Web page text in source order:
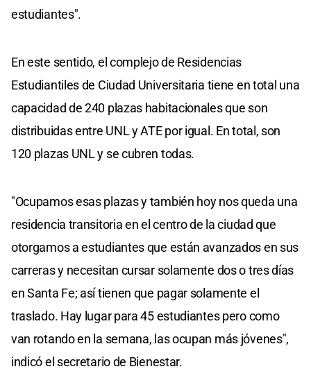
estudiantes".
En este sentido, el complejo de Residencias
Estudiantiles de Ciudad Universitaria tiene en total una
capacidad de 240 plazas habitacionales que son
distribuidas entre UNL y ATE por igual. En total, son
120 plazas UNL y se cubren todas.
"Ocupamos esas plazas y también hoy nos queda una
residencia transitoria en el centro de la ciudad que
otorgamos a estudiantes que están avanzados en sus
carreras y necesitan cursar solamente dos o tres días
en Santa Fe; así tienen que pagar solamente el
traslado. Hay lugar para 45 estudiantes pero como
van rotando en la semana, las ocupan más jóvenes",
indicó el secretario de Bienestar.